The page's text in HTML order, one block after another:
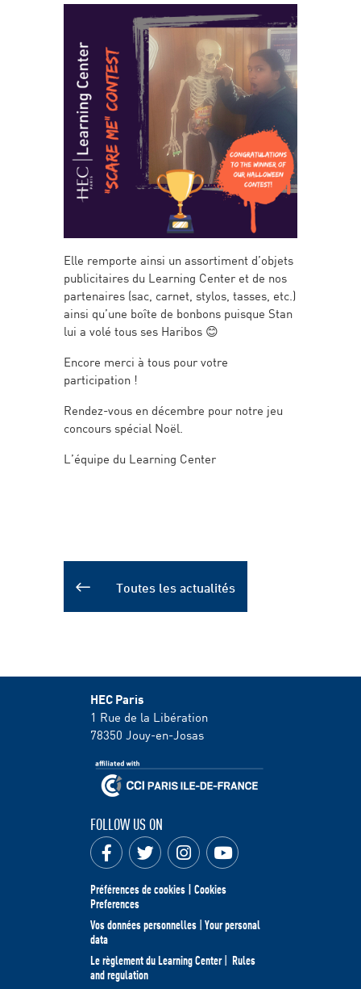
Elle remporte ainsi un assortiment d’objets
publicitaires du Learning Center et de nos
partenaires (sac, carnet, stylos, tasses, etc.)
ainsi qu’une boîte de bonbons puisque Stan
lui a volé tous ses Haribos 😊
Encore merci à tous pour votre
participation !
Rendez-vous en décembre pour notre jeu
concours spécial Noël.
L’équipe du Learning Center
Toutes les actualités
HEC Paris
1 Rue de la Libération
78350 Jouy-en-Josas
FOLLOW US ON
Préférences de cookies | Cookies
Preferences
Vos données personnelles | Your personal
data
Le règlement du Learning Center| Rules
and regulation